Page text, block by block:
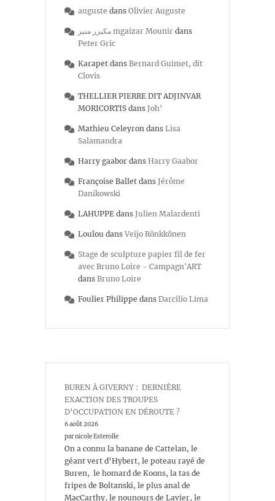
auguste dans Olivier Auguste
مكيزر منير mgaizar Mounir dans
Peter Gric
Karapet dans Bernard Guimet, dit
Clovis
THELLIER PIERRE DIT ADJINVAR
MORICORTIS dans Joh’
Mathieu Celeyron dans Lisa
Salamandra
Harry gaabor dans Harry Gaabor
Françoise Ballet dans Jérôme
Danikowski
LAHUPPE dans Julien Malardenti
Loulou dans Veijo Rönkkönen
Stage de sculpture papier fil de fer
avec Bruno Loire - Campagn'ART
dans Bruno Loire
Foulier Philippe dans Darcilio Lima
BUREN À GIVERNY : DERNIÈRE
EXACTION DES TROUPES
D’OCCUPATION EN DÉROUTE ?
6 août 2026
par nicole Esterolle
On a connu la banane de Cattelan, le
géant vert d’Hybert, le poteau rayé de
Buren, le homard de Koons, la tas de
fripes de Boltanski, le plus anal de
MacCarthy, le nounours de Lavier, le